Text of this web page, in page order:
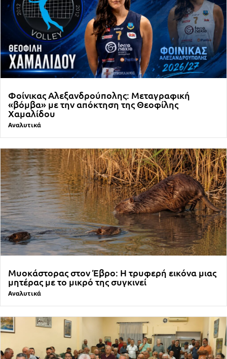
Φοίνικας Αλεξανδρούπολης: Μεταγραφική
«βόμβα» με την απόκτηση της Θεοφίλης
Χαμαλίδου
Αναλυτικά
Μυοκάστορας στον Έβρο: Η τρυφερή εικόνα μιας
μητέρας με το μικρό της συγκινεί
Αναλυτικά